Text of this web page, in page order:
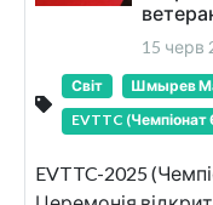
15 черв
Світ
Шмырев
EVTTC (Чемпіонат
EVTTC-2025